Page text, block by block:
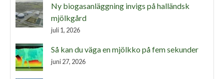
Ny biogasanläggning invigs på halländsk
mjölkgård
juli 1, 2026
Så kan du väga en mjölkko på fem sekunder
juni 27, 2026